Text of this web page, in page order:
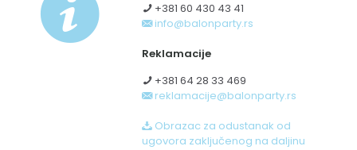
+381 60 430 43 41
info@balonparty.rs
Reklamacije
+381 64 28 33 469
reklamacije@balonparty.rs
Obrazac za odustanak od
ugovora zaključenog na daljinu